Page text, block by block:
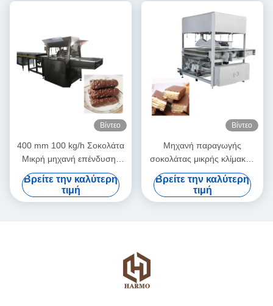
Βίντεο
400 mm 100 kg/h Σοκολάτα
Μικρή μηχανή επένδυσης
σοκολάτας
Βρείτε την καλύτερη
τιμή
Βίντεο
Μηχανή παραγωγής
σοκολάτας μικρής κλίμακας
304SS 300kg/h
Βρείτε την καλύτερη
τιμή